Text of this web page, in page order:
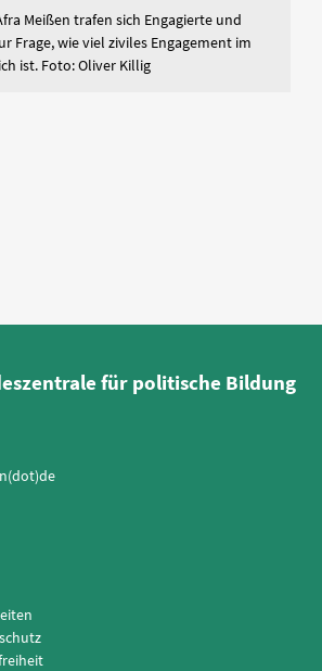
Meißen trafen sich Engagierte und
Frage, wie viel ziviles Engagement im
ist. Foto: Oliver Killig
für politische Bildung